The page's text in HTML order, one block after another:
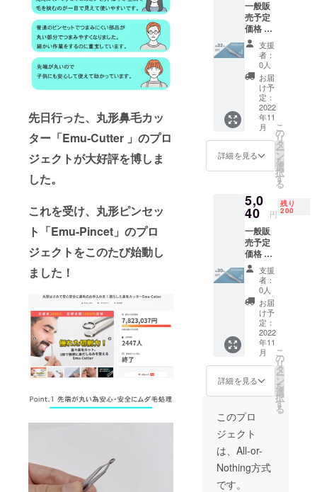
先日行った、丸形鼻毛カッ
ター「Emu-Cutter 」のプロ
ジェクトが大好評を博しま
した。
これを受け、丸形ピンセッ
ト「Emu-Pincet」のプロ
ジェクトをこのたび始動し
ました！
る場合
があり
ます。
納ケー
ス x2 ※
送料
込・税
込の価
格とな
りま
す。 ※
ご注文
状況、
使用部
材の供
給状
況、製
より出
荷時期
が遅れ
る場合
があり
ます。
一般販
売予定
価格 2
個
7,200
円 (税
込) の
約 32%
OFF →
4,890円
(税込)
〈１
セット
の詳
細〉 丸
形ピン
「Emu-
Pincet
」 x2 収
納ケー
ス x2 ※
送料
込・税
込の価
格とな
りま
す。 ※
ご注文
状況、
使用部
材の供
給状
況、製
合等に
より出
荷時期
が遅れ
る場合
があり
支援
者：
0人
お届
け予
定：
2022
年11
月
詳細を見る
こ
の
リ
タ
ー
ン
を
選
択
す
る
5,0
40 円
残り
200
一般販
売予定
価格 2
個
7,200
円 (税
込) の
約 30%
OFF →
5,040円
(税込)
〈１
セット
の詳
細〉 丸
形ピン
セット
「Emu-
Pincet
」 x2 収
納ケー
ス x2 ※
支援
者：
0人
お届
け予
定：
2022
年11
月
詳細を見る
こ
の
リ
タ
ー
ン
を
選
択
す
る
このプロ
ジェクト
は、All-or-
Nothing方式
です。